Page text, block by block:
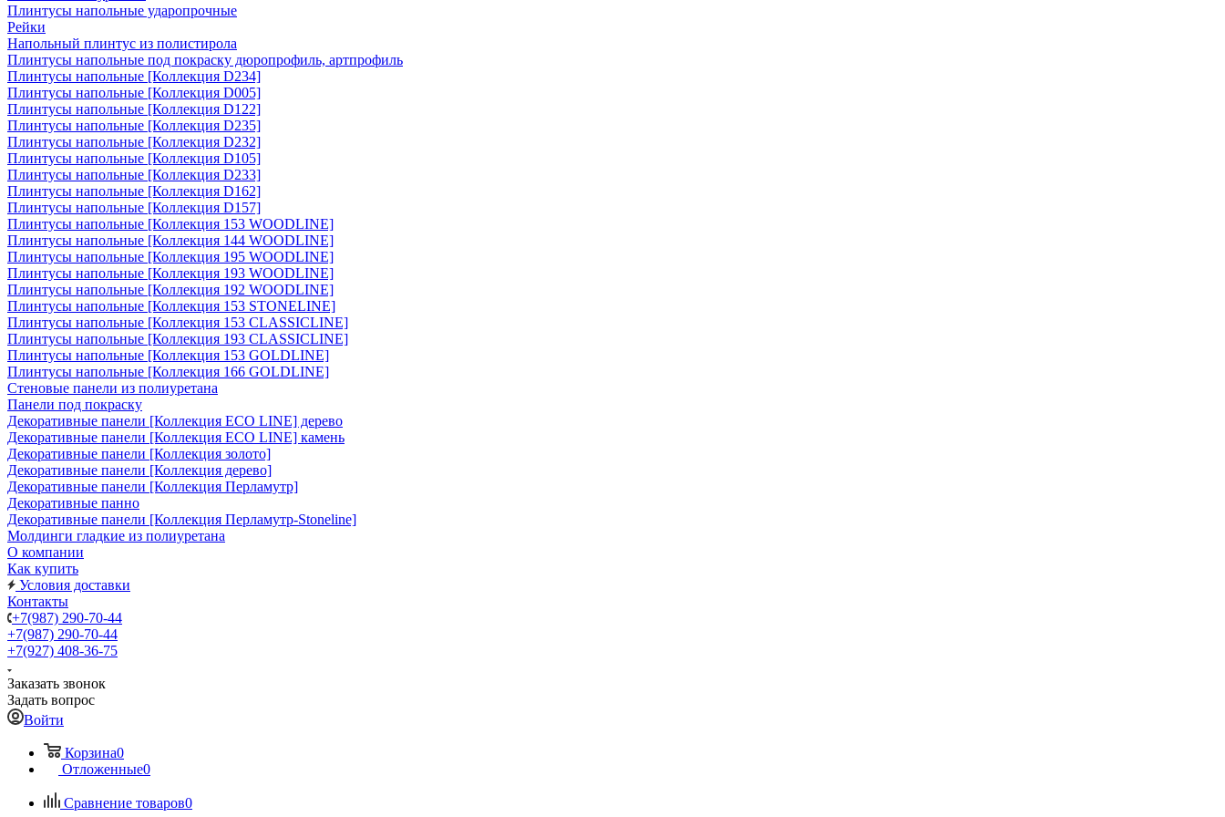
Плинтусы напольные ударопрочные
Рейки
Напольный плинтус из полистирола
Плинтусы напольные под покраску дюропрофиль, артпрофиль
Плинтусы напольные [Коллекция D234]
Плинтусы напольные [Коллекция D005]
Плинтусы напольные [Коллекция D122]
Плинтусы напольные [Коллекция D235]
Плинтусы напольные [Коллекция D232]
Плинтусы напольные [Коллекция D105]
Плинтусы напольные [Коллекция D233]
Плинтусы напольные [Коллекция D162]
Плинтусы напольные [Коллекция D157]
Плинтусы напольные [Коллекция 153 WOODLINE]
Плинтусы напольные [Коллекция 144 WOODLINE]
Плинтусы напольные [Коллекция 195 WOODLINE]
Плинтусы напольные [Коллекция 193 WOODLINE]
Плинтусы напольные [Коллекция 192 WOODLINE]
Плинтусы напольные [Коллекция 153 STONELINE]
Плинтусы напольные [Коллекция 153 CLASSICLINE]
Плинтусы напольные [Коллекция 193 CLASSICLINE]
Плинтусы напольные [Коллекция 153 GOLDLINE]
Плинтусы напольные [Коллекция 166 GOLDLINE]
Стеновые панели из полиуретана
Панели под покраску
Декоративные панели [Коллекция ECO LINE] дерево
Декоративные панели [Коллекция ECO LINE] камень
Декоративные панели [Коллекция золото]
Декоративные панели [Коллекция дерево]
Декоративные панели [Коллекция Перламутр]
Декоративные панно
Декоративные панели [Коллекция Перламутр-Stoneline]
Молдинги гладкие из полиуретана
О компании
Как купить
Условия доставки
Контакты
+7(987) 290-70-44
+7(987) 290-70-44
+7(927) 408-36-75
Заказать звонок
Задать вопрос
Войти
Корзина0
Отложенные0
Сравнение товаров0